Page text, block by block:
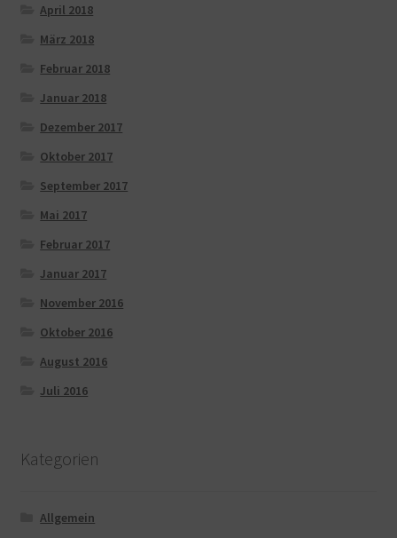
April 2018
März 2018
Februar 2018
Januar 2018
Dezember 2017
Oktober 2017
September 2017
Mai 2017
Februar 2017
Januar 2017
November 2016
Oktober 2016
August 2016
Juli 2016
Kategorien
Allgemein